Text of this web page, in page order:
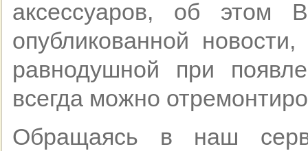
аксессуаров, об этом
опубликованной
равнодушной при
всегда можно
Обращаясь в наш